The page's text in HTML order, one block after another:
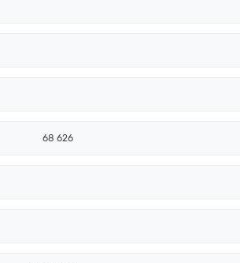
68 626